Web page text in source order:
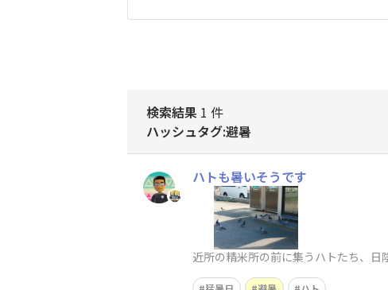
検索結果 1 件
ハッシュタグ:避暑
ハトも暑いそうです
近所の精米所の前に集うハトたち、日